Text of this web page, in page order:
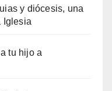
y diócesis, una
Iglesia
tu hijo a